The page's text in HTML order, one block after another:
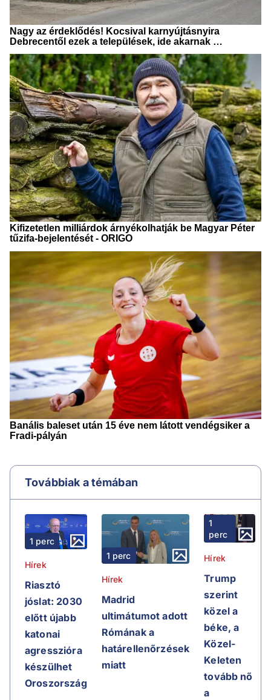
Továbbiak a témában
1 perc
Hírek
Riasztó
jóslat: 2030
előtt újabb
katonai
agresszióra
készülhet
Oroszország
1 perc
Hírek
Madrid
ultimátumot adott
Rómának a
határellenőrzések
miatt
1
perc
Hírek
Trump
szerint
közel a
béke, a
Közel-
Keleten
tovább nő
a